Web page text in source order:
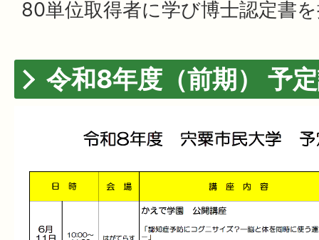
80単位取得者に学び博士認定書
令和8年度（前期） 予